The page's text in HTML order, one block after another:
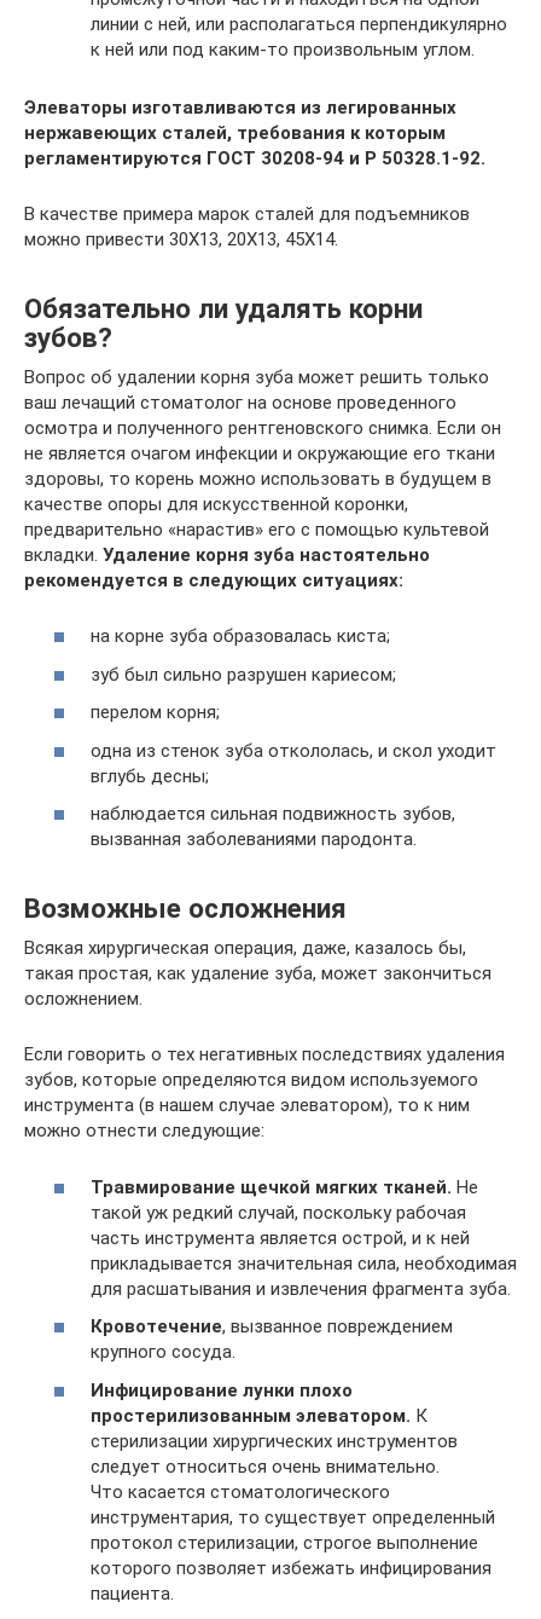
линии с ней, или располагаться перпендикулярно
к ней или под каким-то произвольным углом.
Элеваторы изготавливаются из легированных
нержавеющих сталей, требования к которым
регламентируются ГОСТ 30208-94 и Р 50328.1-92.
В качестве примера марок сталей для подъемников
можно привести 30X13, 20X13, 45X14.
Обязательно ли удалять корни
зубов?
Вопрос об удалении корня зуба может решить только
ваш лечащий стоматолог на основе проведенного
осмотра и полученного рентгеновского снимка. Если он
не является очагом инфекции и окружающие его ткани
здоровы, то корень можно использовать в будущем в
качестве опоры для искусственной коронки,
предварительно «нарастив» его с помощью культевой
вкладки. Удаление корня зуба настоятельно
рекомендуется в следующих ситуациях:
на корне зуба образовалась киста;
зуб был сильно разрушен кариесом;
перелом корня;
одна из стенок зуба откололась, и скол уходит
вглубь десны;
наблюдается сильная подвижность зубов,
вызванная заболеваниями пародонта.
Возможные осложнения
Всякая хирургическая операция, даже, казалось бы,
такая простая, как удаление зуба, может закончиться
осложнением.
Если говорить о тех негативных последствиях удаления
зубов, которые определяются видом используемого
инструмента (в нашем случае элеватором), то к ним
можно отнести следующие:
Травмирование щечкой мягких тканей. Не
такой уж редкий случай, поскольку рабочая
часть инструмента является острой, и к ней
прикладывается значительная сила, необходимая
для расшатывания и извлечения фрагмента зуба.
Кровотечение, вызванное повреждением
крупного сосуда.
Инфицирование лунки плохо
простерилизованным элеватором. К
стерилизации хирургических инструментов
следует относиться очень внимательно.
Что касается стоматологического
инструментария, то существует определенный
протокол стерилизации, строгое выполнение
которого позволяет избежать инфицирования
пациента.